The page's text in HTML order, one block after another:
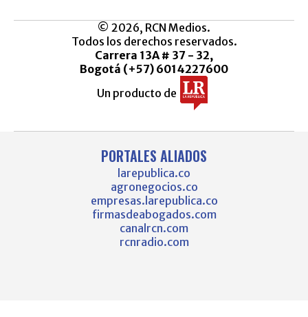
© 2026, RCN Medios.
Todos los derechos reservados.
Carrera 13A # 37 - 32,
Bogotá (+57) 6014227600
Un producto de
PORTALES ALIADOS
larepublica.co
agronegocios.co
empresas.larepublica.co
firmasdeabogados.com
canalrcn.com
rcnradio.com